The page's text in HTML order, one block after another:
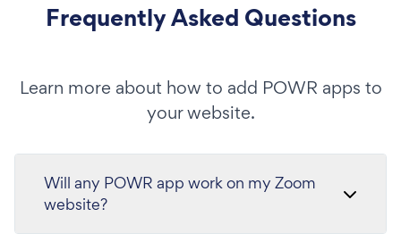
Frequently Asked Questions
Learn more about how to add POWR apps to
your website.
Will any POWR app work on my Zoom
website?